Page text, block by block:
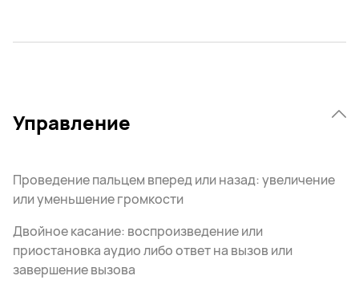
Управление
Проведение пальцем вперед или назад: увеличение
или уменьшение громкости
Двойное касание: воспроизведение или
приостановка аудио либо ответ на вызов или
завершение вызова